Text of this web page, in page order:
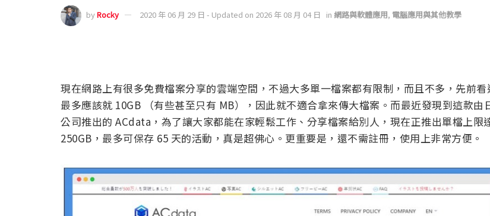
byRocky 2020 年 06 月 29 日 - Updated on 2026 年 08 月 04 日 in 網路與軟體應用, 電腦應用與其他教學
現在網路上有很多免費檔案分享的雲端空間，不過大多單一檔案都有限制，而且不多，先前看
最多應該就 10GB （有些甚至只有 MB），因此就不適合拿來傳大檔案。而最近發現到這款由
公司推出的 ACdata，為了讓大家都能在家輕鬆工作、分享檔案給別人，現在正推出單檔上限
250GB，最多可保存 65 天的活動，真是超佛心。更重要是，還不需註冊，使用上非常方便。